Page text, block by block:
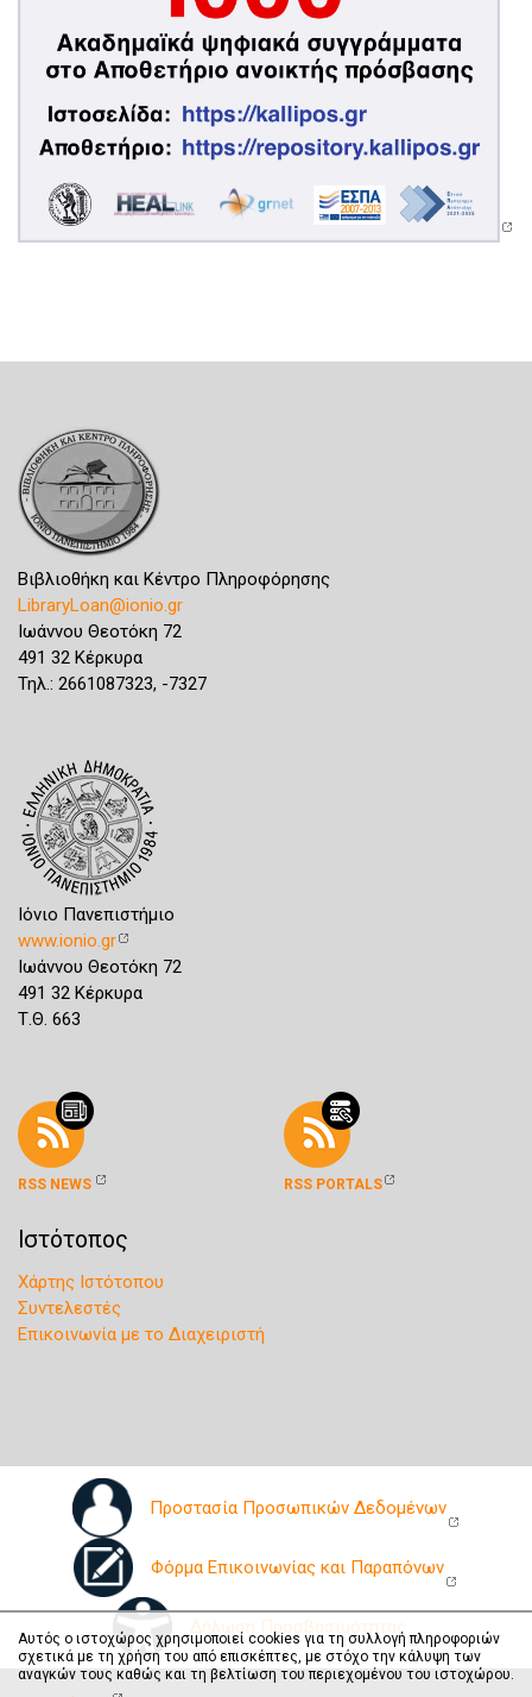
Βιβλιοθήκη και Κέντρο Πληροφόρησης
LibraryLoan@ionio.gr
Ιωάννου Θεοτόκη 72
491 32 Κέρκυρα
Τηλ.: 2661087323, -7327
Ιόνιο Πανεπιστήμιο
www.ionio.gr
Ιωάννου Θεοτόκη 72
491 32 Κέρκυρα
Τ.Θ. 663
RSS NEWS RSS PORTALS
Ιστότοπος
Χάρτης Ιστότοπου
Συντελεστές
Επικοινωνία με το Διαχειριστή
Προστασία Προσωπικών Δεδομένων
Φόρμα Επικοινωνίας και Παραπόνων
Δήλωση Προσβασιμότητας
Αυτός ο ιστοχώρος χρησιμοποιεί cookies για τη συλλογή πληροφοριών
σχετικά με τη χρήση του από επισκέπτες, με στόχο την κάλυψη των
αναγκών τους καθώς και τη βελτίωση του περιεχομένου του ιστοχώρου.